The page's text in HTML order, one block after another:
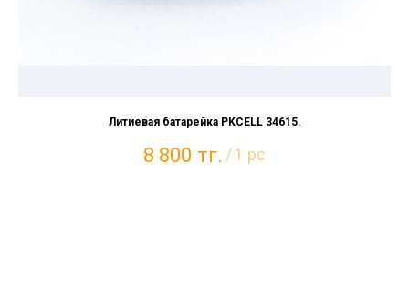
Литиевая батарейка PKCELL 34615.
8 800 тг. / 1 pc